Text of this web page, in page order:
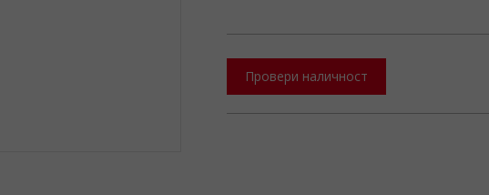
Провери наличност